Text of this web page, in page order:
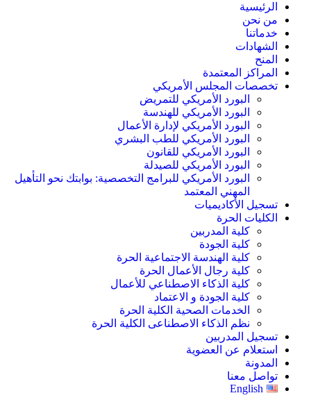
الرئيسية
من نحن
خدماتنا
الشهادات
المنح
المراكز المعتمدة
تخصصات المجلس الأمريكي
البورد الأمريكي للتمريض
البورد الأمريكي للهندسة
البورد الأمريكي لإدارة الأعمال
البورد الأمريكي للطب البشري
البورد الأمريكي للقانون
البورد الأمريكي للصيدلة
البورد الأمريكي للبرامج التخصصية: بوابتك نحو التأهيل
المهني المعتمد
تسجيل الأكاديميات
الكليات الحرة
كلية المدربين
كلية الجودة
كلية الهندسة الاجتماعية الحرة
كلية رجال الأعمال الحرة
كلية الذكاء الاصطناعي للأعمال
كلية الجودة و الاعتماد
الخدمات الصحية الكلية الحرة
نظم الذكاء الاصطناعى الكلية الحرة
تسجيل المدربين
استعلام عن العضوية
المدونة
تواصل معنا
English